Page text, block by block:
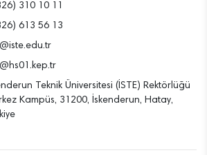
310 10 11
613 56 13
Teknik Üniversitesi (İSTE) Rektörlüğü
Kampüs, 31200, İskenderun, Hatay,